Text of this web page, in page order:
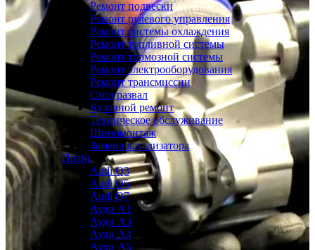
Ремонт подвески
Ремонт рулевого управления
Ремонт системы охлаждения
Ремонт топливной системы
Ремонт тормозной системы
Ремонт электрооборудования
Ремонт трансмиссии
Сход развал
Кузовной ремонт
Техническое обслуживание
Шиномонтаж
Замена катализатора
Прайс
Audi Q3
Audi Q5
Audi Q7
Ауди А1
Ауди А3
Ауди А4
Ауди A5